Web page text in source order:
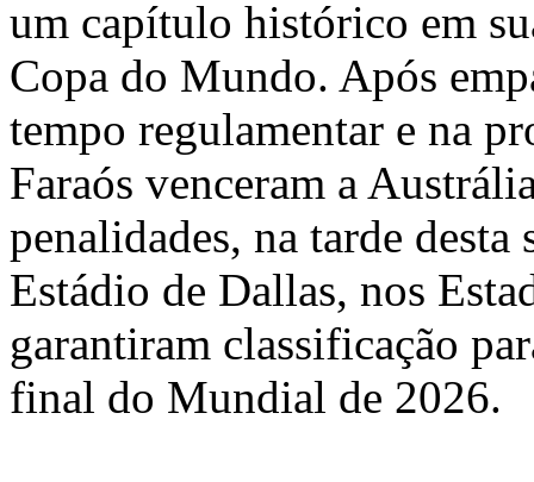
um capítulo histórico em
Copa do Mundo. Após
tempo regulamentar e na
Faraós venceram a
penalidades, na tarde desta
Estádio de Dallas, nos
garantiram classificação
final do Mundial de 2026.